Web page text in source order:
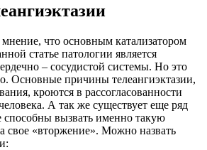
что основным катализатором
статье патологии является
– сосудистой системы. Но это
Основные причины телеангиэктазии,
кроются в рассогласованности
А так же существует еще ряд
способны вызвать именно такую
свое «вторжение». Можно назвать